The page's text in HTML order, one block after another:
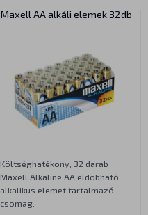
Maxell AA alkáli elemek 32db
Költséghatékony, 32 darab
Maxell Alkaline AA eldobható
alkalikus elemet tartalmazó
csomag.